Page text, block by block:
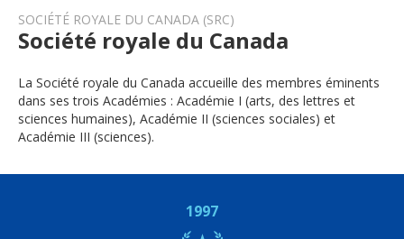
SOCIÉTÉ ROYALE DU CANADA (SRC)
Société royale du Canada
La Société royale du Canada accueille des membres éminents
dans ses trois Académies : Académie I (arts, des lettres et
sciences humaines), Académie II (sciences sociales) et
Académie III (sciences).
1997